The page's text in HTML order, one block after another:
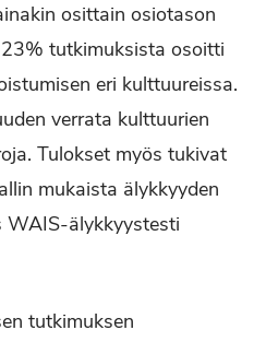
osittain osiotason
tutkimuksista osoitti
eri kulttuureissa.
verrata kulttuurien
Tulokset myös tukivat
mukaista älykkyyden
WAIS-älykkyystesti
tutkimuksen